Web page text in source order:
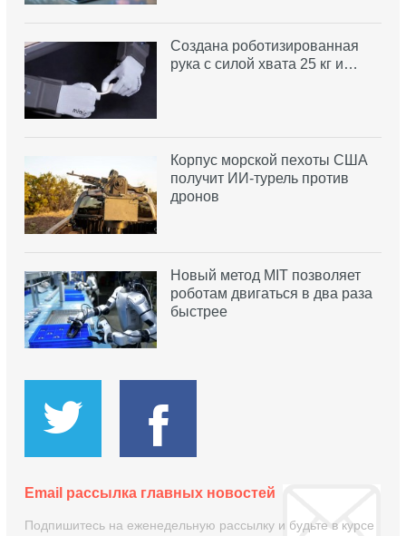
Создана роботизированная
рука с силой хвата 25 кг и…
Корпус морской пехоты США
получит ИИ-турель против
дронов
Новый метод MIT позволяет
роботам двигаться в два раза
быстрее
Email рассылка главных новостей
Подпишитесь на еженедельную рассылку и будьте в курсе